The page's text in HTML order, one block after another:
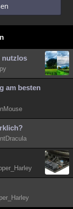
nutzlos
am besten